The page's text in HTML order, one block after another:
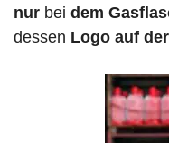
nur bei dem
dessen Logo auf